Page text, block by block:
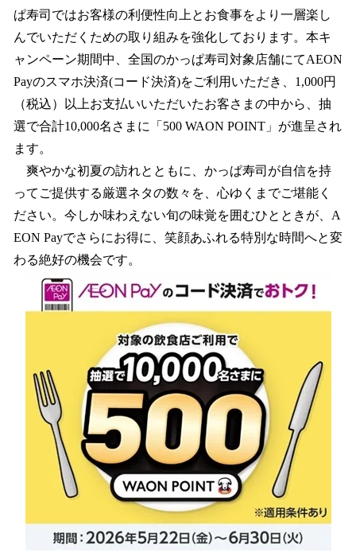
す
ぱ寿司ではお客様の利便性向上とお食事をより一層楽し
んでいただくための取り組みを強化しております。本キ
ャンペーン期間中、全国のかっぱ寿司対象店舗にてAEON
Payのスマホ決済(コード決済)をご利用いただき、1,000円
（税込）以上お支払いいただいたお客さまの中から、抽
選で合計10,000名さまに「500 WAON POINT」が進呈され
ます。
爽やかな初夏の訪れとともに、かっぱ寿司が自信を持
ってご提供する厳選ネタの数々を、心ゆくまでご堪能く
ださい。今しか味わえない旬の味覚を囲むひとときが、A
EON Payでさらにお得に、笑顔あふれる特別な時間へと変
わる絶好の機会です。